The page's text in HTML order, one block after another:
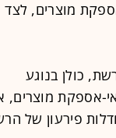
מוצרים, לצד
כולן בנוגע
אספקת מוצרים,
פירעון של